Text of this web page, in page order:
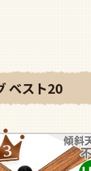
ベスト20